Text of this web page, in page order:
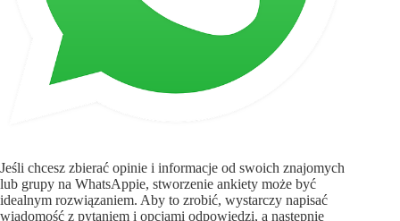
Jeśli chcesz zbierać opinie i informacje od swoich znajomych
lub grupy na WhatsAppie, stworzenie ankiety może być
idealnym rozwiązaniem. Aby to zrobić, wystarczy napisać
wiadomość z pytaniem i opcjami odpowiedzi, a następnie